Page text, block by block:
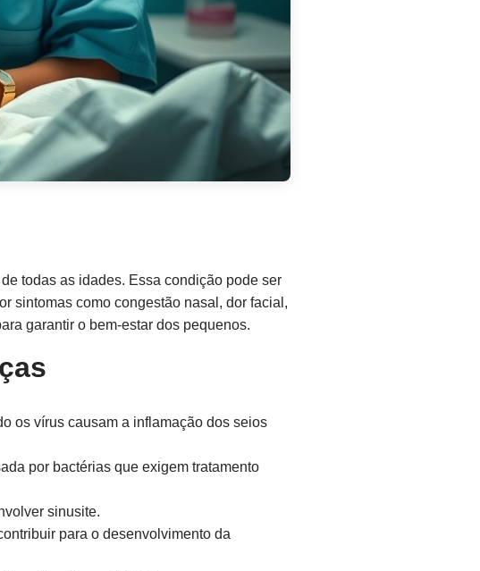
todas as idades. Essa condição pode ser
sintomas como congestão nasal, dor facial,
garantir o bem-estar dos pequenos.
os vírus causam a inflamação dos seios
por bactérias que exigem tratamento
sinusite.
para o desenvolvimento da